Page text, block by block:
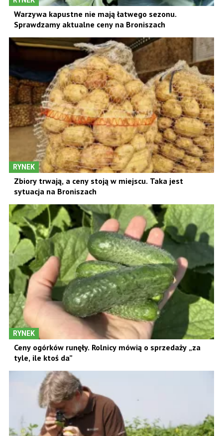
Warzywa kapustne nie mają łatwego sezonu.
Sprawdzamy aktualne ceny na Broniszach
RYNEK
Zbiory trwają, a ceny stoją w miejscu. Taka jest
sytuacja na Broniszach
RYNEK
Ceny ogórków runęły. Rolnicy mówią o sprzedaży „za
tyle, ile ktoś da”